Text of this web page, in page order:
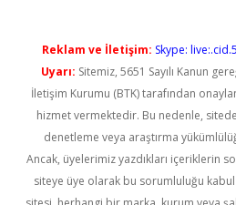
Reklam ve İletişim: Skype:
Uyarı: Sitemiz, 5651 Sayılı Kanun
İletişim Kurumu (BTK) tarafından
hizmet vermektedir. Bu nedenle,
denetleme veya araştırma
Ancak, üyelerimiz yazdıkları içeriklerin
siteye üye olarak bu sorumluluğu